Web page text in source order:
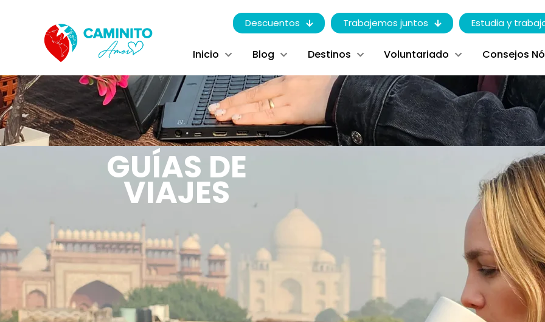
Descuentos Trabajemos juntos Estudia y
Inicio Blog Destinos Voluntariado Consejos
GUÍAS DE
VIAJES